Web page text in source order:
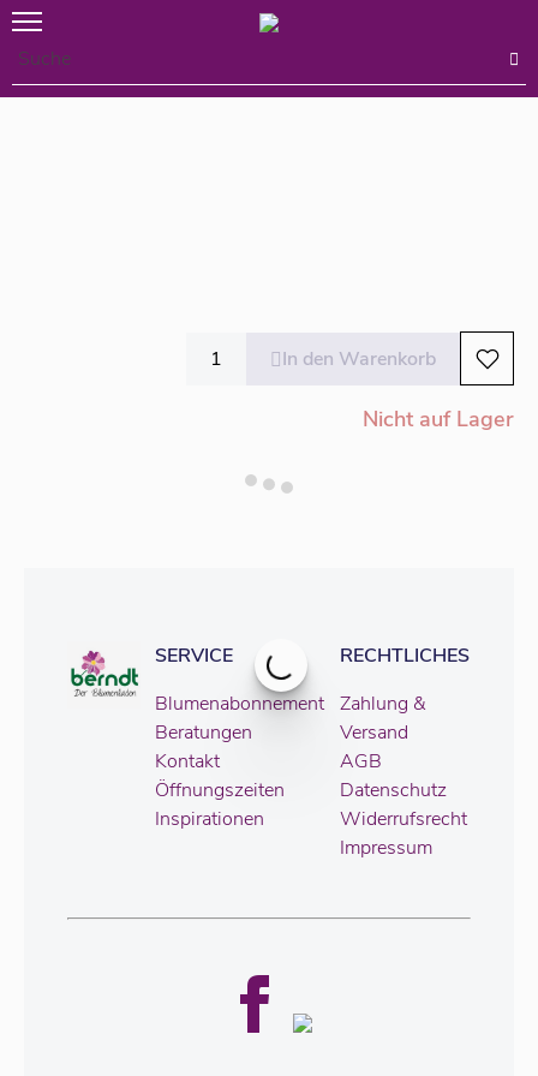
In den Warenkorb
Nicht auf Lager
SERVICE
Blumenabonnement
Beratungen
Kontakt
Öffnungszeiten
Inspirationen
RECHTLICHES
Zahlung &
Versand
AGB
Datenschutz
Widerrufsrecht
Impressum